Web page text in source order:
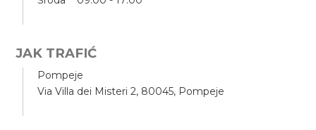
JAK TRAFIĆ
Pompeje
Via Villa dei Misteri 2, 80045, Pompeje